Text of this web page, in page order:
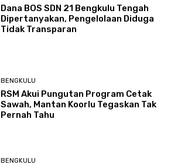
Dana BOS SDN 21 Bengkulu Tengah
Dipertanyakan, Pengelolaan Diduga
Tidak Transparan
BENGKULU
RSM Akui Pungutan Program Cetak
Sawah, Mantan Koorlu Tegaskan Tak
Pernah Tahu
BENGKULU